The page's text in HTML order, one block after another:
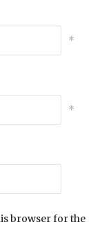
*
*
browser for the